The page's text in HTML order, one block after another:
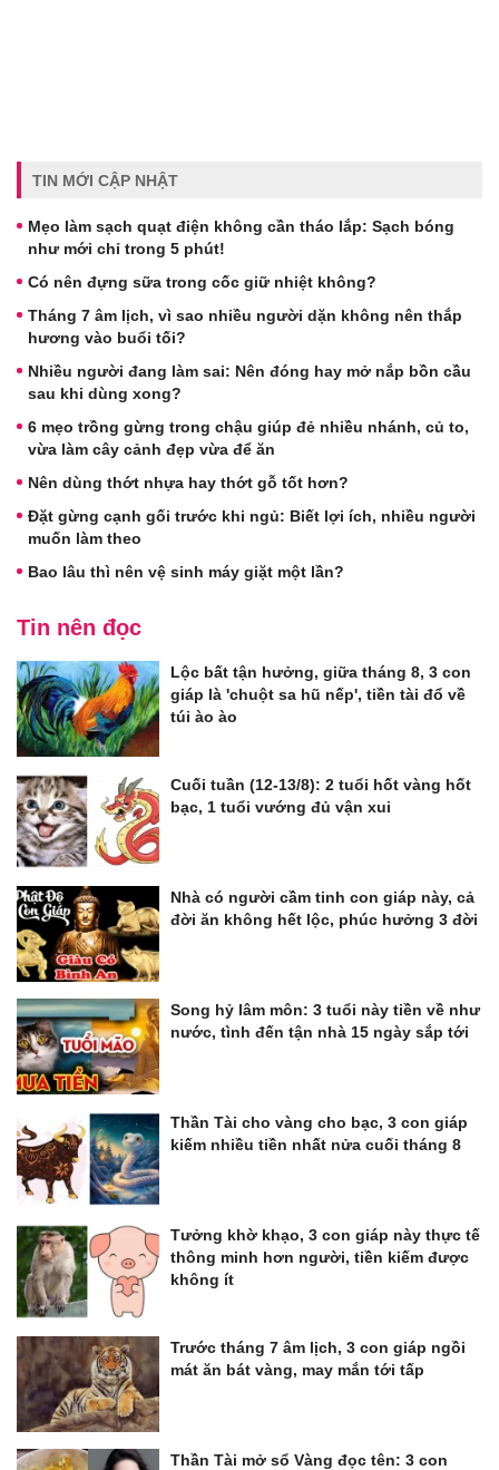
TIN MỚI CẬP NHẬT
Mẹo làm sạch quạt điện không cần tháo lắp: Sạch bóng
như mới chỉ trong 5 phút!
Có nên đựng sữa trong cốc giữ nhiệt không?
Tháng 7 âm lịch, vì sao nhiều người dặn không nên thắp
hương vào buổi tối?
Nhiều người đang làm sai: Nên đóng hay mở nắp bồn cầu
sau khi dùng xong?
6 mẹo trồng gừng trong chậu giúp đẻ nhiều nhánh, củ to,
vừa làm cây cảnh đẹp vừa để ăn
Nên dùng thớt nhựa hay thớt gỗ tốt hơn?
Đặt gừng cạnh gối trước khi ngủ: Biết lợi ích, nhiều người
muốn làm theo
Bao lâu thì nên vệ sinh máy giặt một lần?
Tin nên đọc
Lộc bất tận hưởng, giữa tháng 8, 3 con
giáp là 'chuột sa hũ nếp', tiền tài đổ về
túi ào ào
Cuối tuần (12-13/8): 2 tuổi hốt vàng hốt
bạc, 1 tuổi vướng đủ vận xui
Nhà có người cầm tinh con giáp này, cả
đời ăn không hết lộc, phúc hưởng 3 đời
Song hỷ lâm môn: 3 tuổi này tiền về như
nước, tình đến tận nhà 15 ngày sắp tới
Thần Tài cho vàng cho bạc, 3 con giáp
kiếm nhiều tiền nhất nửa cuối tháng 8
Tưởng khờ khạo, 3 con giáp này thực tế
thông minh hơn người, tiền kiếm được
không ít
Trước tháng 7 âm lịch, 3 con giáp ngồi
mát ăn bát vàng, may mắn tới tấp
Thần Tài mở sổ Vàng đọc tên: 3 con